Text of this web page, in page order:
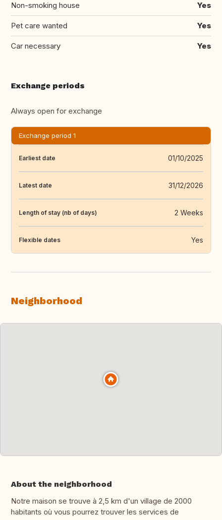
Non-smoking house Yes
Pet care wanted Yes
Car necessary Yes
Exchange periods
Always open for exchange
Exchange period 1
Earliest date 01/10/2025
Latest date 31/12/2026
Length of stay (nb of days) 2 Weeks
Flexible dates Yes
Neighborhood
About the neighborhood
Notre maison se trouve à 2,5 km d'un village de 2000
habitants où vous pourrez trouver les services de